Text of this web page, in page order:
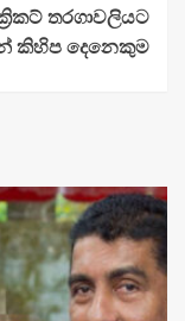
තරගාවලියට
කිහිප දෙනෙකුම